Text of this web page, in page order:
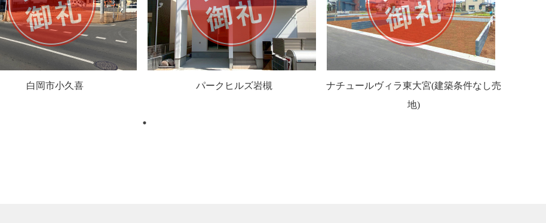
白岡市小久喜 パークヒルズ岩槻
ナチュールヴィラ東大宮(建築条件なし売
地)